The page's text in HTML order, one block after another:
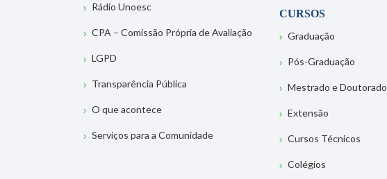
Rádio Unoesc
CPA – Comissão Própria de Avaliação
LGPD
Transparência Pública
O que acontece
Serviços para a Comunidade
CURSOS
Graduação
Pós-Graduação
Mestrado e Doutorado
Extensão
Cursos Técnicos
Colégios